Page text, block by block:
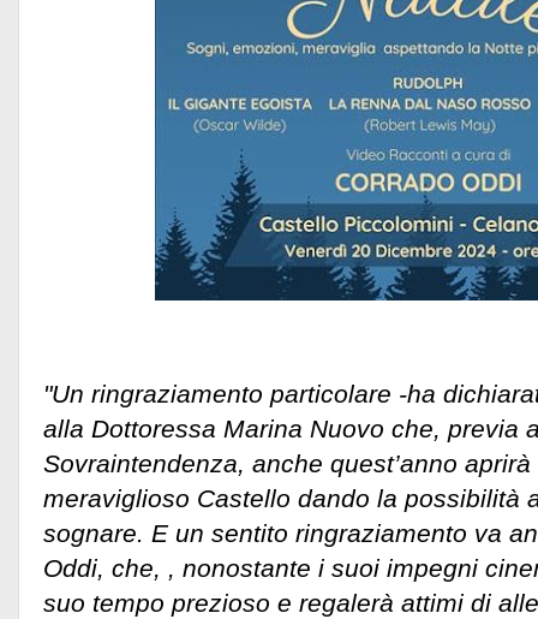
"Un ringraziamento particolare -ha
alla Dottoressa Marina Nuovo che, previa
Sovraintendenza, anche quest’anno
meraviglioso Castello dando la possibilità
sognare. E un sentito ringraziamento va
Oddi, che, , nonostante i suoi impegni
suo tempo prezioso e regalerà attimi di